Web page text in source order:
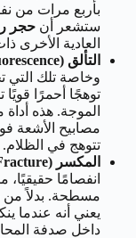
بأربع مرات من
ستشعر أن حجر
العادية الأخرى
التألق (Fluorescence):
وخاصة تلك التي
توهجًا أحمرًا
الموجة. هذه
مصابيح الأشعة
تتوهج في الظلام.
المكسر (Fracture) والانفصام (Cleavage):
انفصامًا
يعني أنه عندما
داخل صدفة